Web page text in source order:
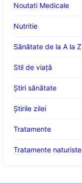
Noutati Medicale
Nutritie
Sănătate de la A la Z
Stil de viaţă
Ştiri sănătate
Știrile zilei
Tratamente
Tratamente naturiste